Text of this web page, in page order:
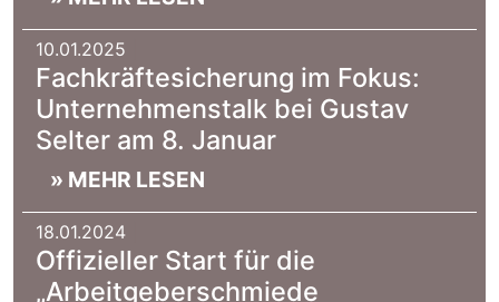
10.01.2025
Fachkräftesicherung im Fokus:
Unternehmenstalk bei Gustav
Selter am 8. Januar
» MEHR LESEN
18.01.2024
Offizieller Start für die
„Arbeitgeberschmiede